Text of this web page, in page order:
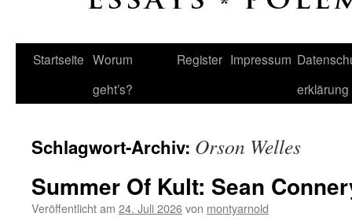
Startseite Worum
geht’s?
Register Impressum
erklärung
Schlagwort-Archiv: Orson Welles
Summer Of Kult: Sean
Veröffentlicht am 24. Juli 2026von montyarnold